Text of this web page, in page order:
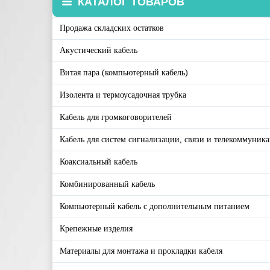
Продажа складских остатков
Акустический кабель
Витая пара (компьютерный кабель)
Изолента и термоусадочная трубка
Кабель для громкоговорителей
Кабель для систем сигнализации, связи и
Коаксиальный кабель
Комбинированный кабель
Компьютерный кабель с дополнительным питанием
Крепежные изделия
Материалы для монтажа и прокладки кабеля